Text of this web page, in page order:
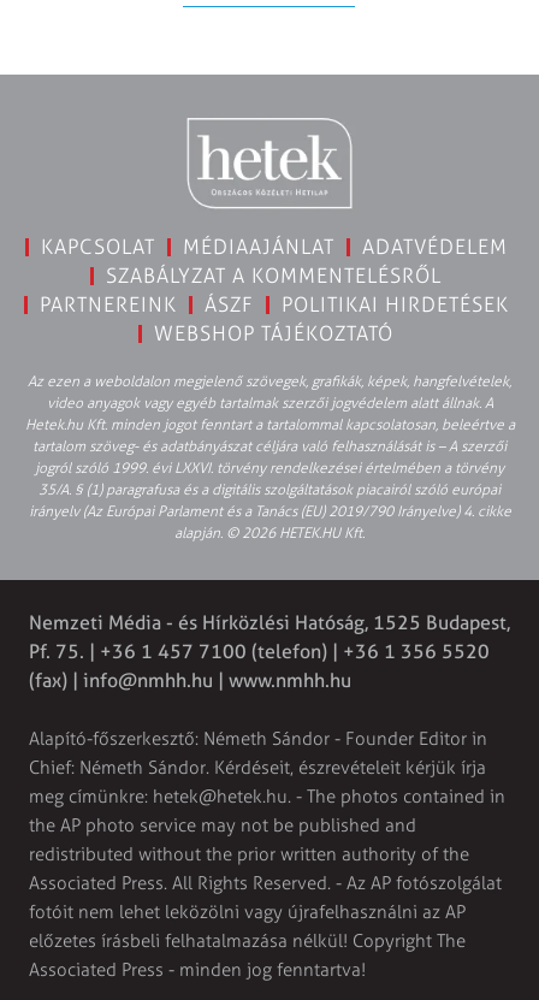
KAPCSOLAT MÉDIAAJÁNLAT
ADATVÉDELEM
SZABÁLYZAT A KOMMENTELÉSRŐL
PARTNEREINK
ÁSZF
POLITIKAI HIRDETÉSEK
WEBSHOP TÁJÉKOZTATÓ
Az ezen a weboldalon megjelenő szövegek, grafikák, képek, hangfelvételek,
video anyagok vagy egyéb tartalmak szerzői jogvédelem alatt állnak. A
Hetek.hu Kft. minden jogot fenntart a tartalommal kapcsolatosan, beleértve a
tartalom szöveg- és adatbányászat céljára való felhasználását is – A szerzői
jogról szóló 1999. évi LXXVI. törvény rendelkezései értelmében a törvény
35/A. § (1) paragrafusa és a digitális szolgáltatások piacairól szóló európai
irányelv (Az Európai Parlament és a Tanács (EU) 2019/790 Irányelve) 4. cikke
alapján. © 2026 HETEK.HU Kft.
Nemzeti Média - és Hírközlési Hatóság, 1525 Budapest,
Pf. 75. | +36 1 457 7100 (telefon) | +36 1 356 5520
(fax) | info@nmhh.hu | www.nmhh.hu
Alapító-főszerkesztő: Németh Sándor - Founder Editor in
Chief: Németh Sándor. Kérdéseit, észrevételeit kérjük írja
meg címünkre: hetek@hetek.hu. - The photos contained in
the AP photo service may not be published and
redistributed without the prior written authority of the
Associated Press. All Rights Reserved. - Az AP fotószolgálat
fotóit nem lehet leközölni vagy újrafelhasználni az AP
előzetes írásbeli felhatalmazása nélkül! Copyright The
Associated Press - minden jog fenntartva!